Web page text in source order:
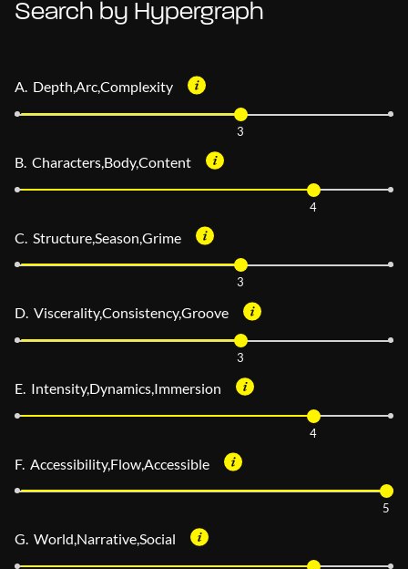
Search by Hypergraph
A. Depth,Arc,Complexity
3
B. Characters,Body,Content
4
C. Structure,Season,Grime
3
D. Viscerality,Consistency,Groove
3
E. Intensity,Dynamics,Immersion
4
F. Accessibility,Flow,Accessible
5
G. World,Narrative,Social